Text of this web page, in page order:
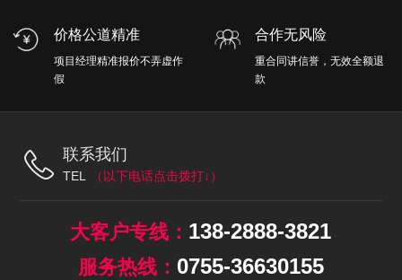
价格公道精准
项目经理精准报价不弄虚作
假
合作无风险
重合同讲信誉，无效全额退
款
联系我们
TEL
138-2888-3821
0755-36630155